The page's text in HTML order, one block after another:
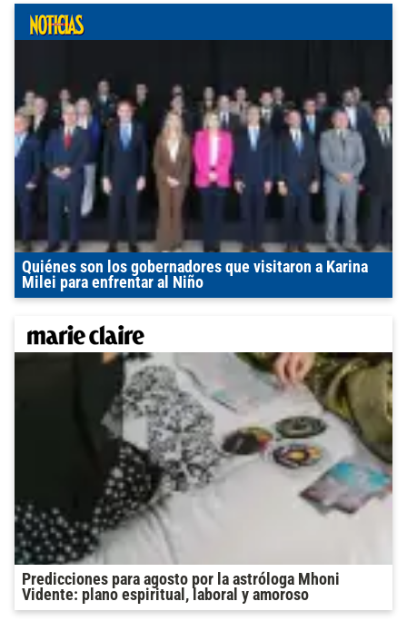
Quiénes son los gobernadores que visitaron a Karina
Milei para enfrentar al Niño
Predicciones para agosto por la astróloga Mhoni
Vidente: plano espiritual, laboral y amoroso